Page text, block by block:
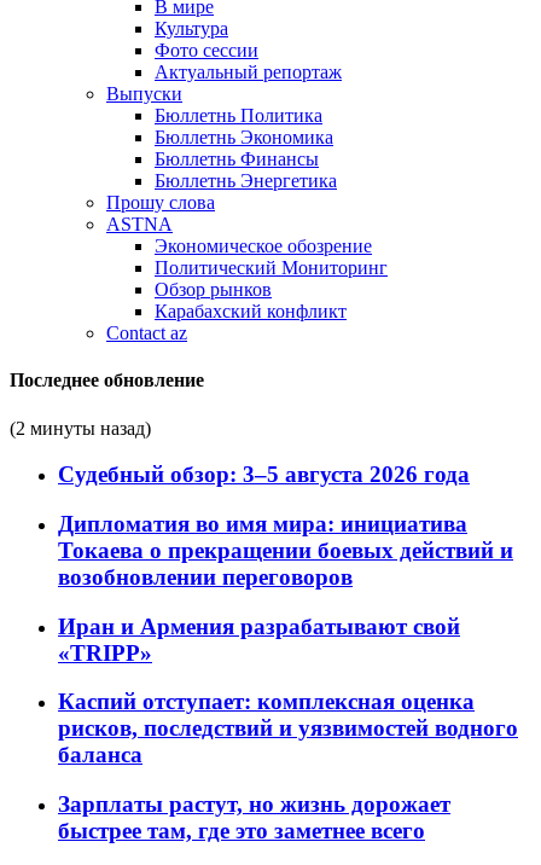
В мире
Культура
Фото сессии
Актуальный репортаж
Выпуски
Бюллетнь Политика
Бюллетнь Экономика
Бюллетнь Финансы
Бюллетнь Энергетика
Прошу слова
ASTNA
Экономическое обозрение
Политический Мониторинг
Обзор рынков
Карабахский конфликт
Contact az
Последнее обновление
(2 минуты назад)
Судебный обзор: 3–5 августа 2026 года
Дипломатия во имя мира: инициатива
Токаева о прекращении боевых действий и
возобновлении переговоров
Иран и Армения разрабатывают свой
«TRIPP»
Каспий отступает: комплексная оценка
рисков, последствий и уязвимостей водного
баланса
Зарплаты растут, но жизнь дорожает
быстрее там, где это заметнее всего